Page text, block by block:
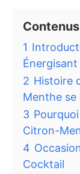
Contenus
1
2 Histoire
Menthe
3
Citron-
4
Cocktail